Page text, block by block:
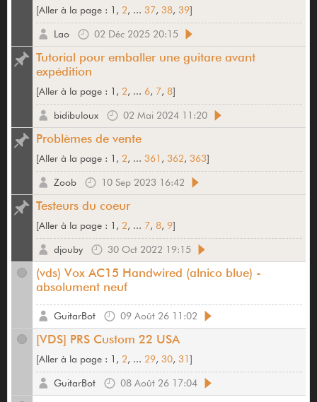
[Aller à la page : 1, 2, ... 37, 38, 39]
02 Déc 2025 20:15
Lao
Tutorial pour emballer une guitare avant
expédition
[Aller à la page : 1, 2, ... 6, 7, 8]
02 Mai 2024 11:20
bidibuloux
Problèmes de vente
[Aller à la page : 1, 2, ... 361 , 362, 363]
10 Sep 2023 16:42
Zoob
Testeurs du coeur
[Aller à la page : 1, 2, ... 7, 8, 9]
30 Oct 2022 19:15
djouby
(vds) Vox AC15 Handwired (alnico blue) -
absolument neuf
09 Août 26 11:02
GuitarBot
[VDS] PRS Custom 22 USA
[Aller à la page : 1, 2, ... 29, 30, 31]
08 Août 26 17:04
GuitarBot